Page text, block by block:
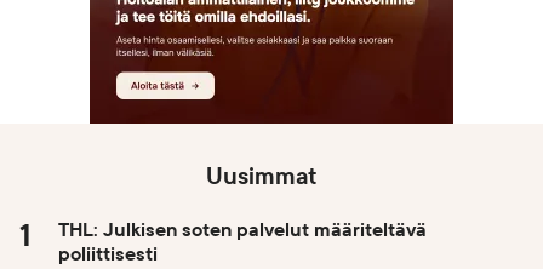
Uusimmat
THL: Julkisen soten palvelut määriteltävä
poliittisesti